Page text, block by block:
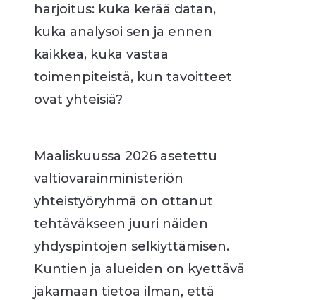
harjoitus: kuka kerää datan,
kuka analysoi sen ja ennen
kaikkea, kuka vastaa
toimenpiteistä, kun tavoitteet
ovat yhteisiä?
Maaliskuussa 2026 asetettu
valtiovarainministeriön
yhteistyöryhmä on ottanut
tehtäväkseen juuri näiden
yhdyspintojen selkiyttämisen.
Kuntien ja alueiden on kyettävä
jakamaan tietoa ilman, että